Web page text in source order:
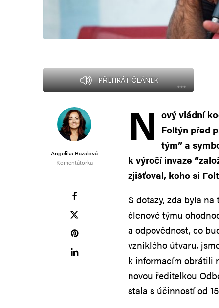
PŘEHRÁT ČLÁNEK
Angelika Bazalová
Komentátorka
N ový vládní
Foltýn před
tým” a
k výročí invaze
zjišťoval, koho si
S dotazy, zda byla
členové týmu
a odpovědnost, co
vzniklého útvaru,
k informacím obrátili
novou ředitelkou
stala s účinností od